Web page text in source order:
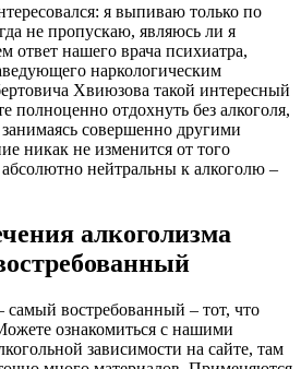
я выпиваю только по
не пропускаю, являюсь ли я
ответ нашего врача психиатра,
наркологическим
Хвиюзова такой интересный
полноценно отдохнуть без алкоголя,
совершенно другими
никак не изменится от того
нейтральны к алкоголю –
алкоголизма
самый востребованный – тот, что
ознакомиться с нашими
зависимости на сайте, там